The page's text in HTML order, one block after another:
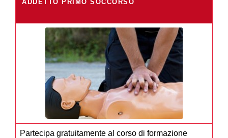
ADDETTO PRIMO SOCCORSO
Partecipa gratuitamente al corso di formazione